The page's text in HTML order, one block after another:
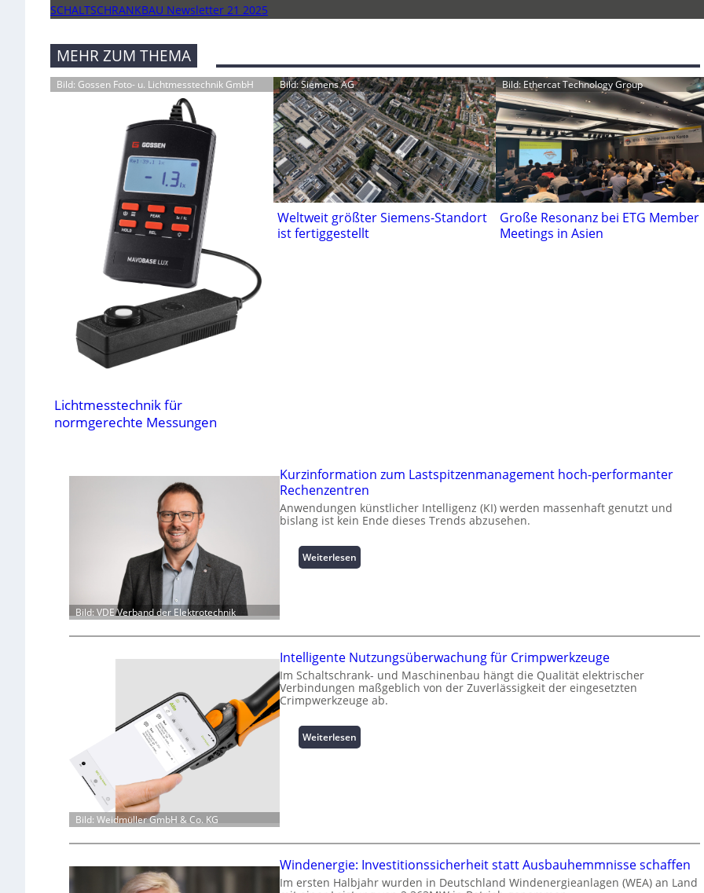
SCHALTSCHRANKBAU Newsletter 21 2025
MEHR ZUM THEMA
Bild: Gossen Foto- u. Lichtmesstechnik GmbH
Lichtmesstechnik für
normgerechte Messungen
Bild: Siemens AG
Weltweit größter Siemens-Standort
ist fertiggestellt
Bild: Ethercat Technology Group
Große Resonanz bei ETG Member
Meetings in Asien
Bild: VDE Verband der Elektrotechnik
Kurzinformation zum Lastspitzenmanagement hoch-performanter
Rechenzentren
Anwendungen künstlicher Intelligenz (KI) werden massenhaft genutzt und
bislang ist kein Ende dieses Trends abzusehen.
Weiterlesen:
K
f
o
r
m
t
i
L
s
t
Bild: Weidmüller GmbH & Co. KG
Intelligente Nutzungsüberwachung für Crimpwerkzeuge
Im Schaltschrank- und Maschinenbau hängt die Qualität elektrischer
Verbindungen maßgeblich von der Zuverlässigkeit der eingesetzten
Crimpwerkzeuge ab.
Weiterlesen:
I
i
e
n
Windenergie: Investitionssicherheit statt Ausbauhemmnisse schaffen
Im ersten Halbjahr wurden in Deutschland Windenergieanlagen (WEA) an Land